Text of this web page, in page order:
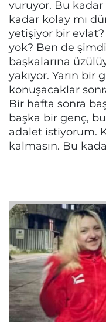
vuruyor. Bu kadar
kadar kolay mı
yetişiyor bir
yok? Ben de
başkalarına
yakıyor. Yarın bir
konuşacaklar
Bir hafta sonra
başka bir genç,
adalet istiyorum.
kalmasın. Bu